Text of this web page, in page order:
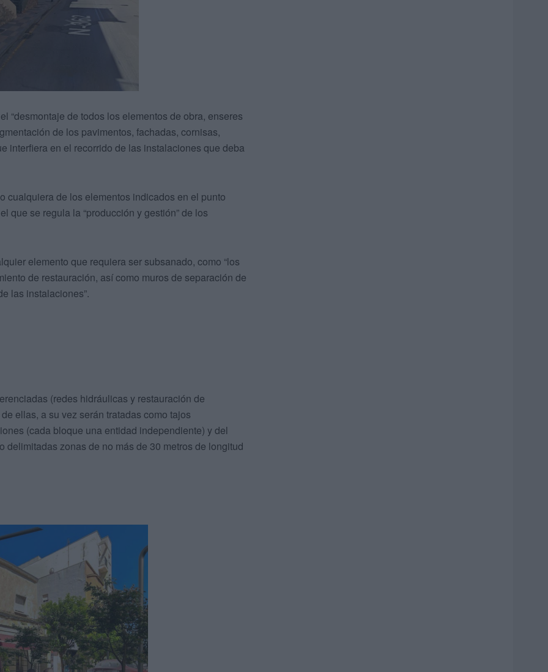
“desmontaje de todos los elementos de obra, enseres
de los pavimentos, fachadas, cornisas,
interfiera en el recorrido de las instalaciones que deba
cualquiera de los elementos indicados en el punto
que se regula la “producción y gestión” de los
elemento que requiera ser subsanado, como “los
de restauración, así como muros de separación de
las instalaciones”.
(redes hidráulicas y restauración de
ellas, a su vez serán tratadas como tajos
(cada bloque una entidad independiente) y del
zonas de no más de 30 metros de longitud